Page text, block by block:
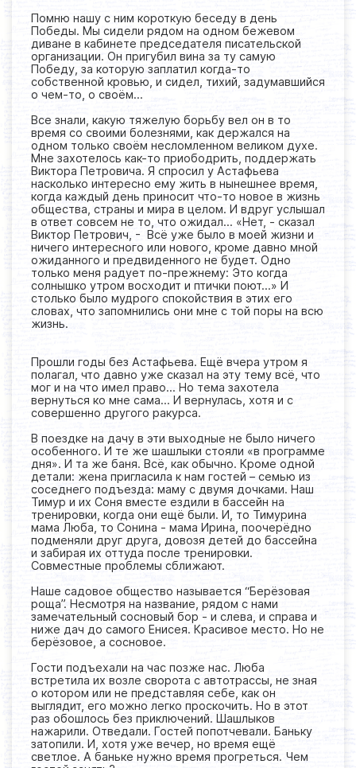
Помню нашу с ним короткую беседу в день
Победы. Мы сидели рядом на одном бежевом
диване в кабинете председателя писательской
организации. Он пригубил вина за ту самую
Победу, за которую заплатил когда-то
собственной кровью, и сидел, тихий, задумавшийся
о чем-то, о своём…
Все знали, какую тяжелую борьбу вел он в то
время со своими болезнями, как держался на
одном только своём несломленном великом духе.
Мне захотелось как-то приободрить, поддержать
Виктора Петровича. Я спросил у Астафьева
насколько интересно ему жить в нынешнее время,
когда каждый день приносит что-то новое в жизнь
общества, страны и мира в целом. И вдруг услышал
в ответ совсем не то, что ожидал… «Нет, - сказал
Виктор Петрович, - Всё уже было в моей жизни и
ничего интересного или нового, кроме давно мной
ожиданного и предвиденного не будет. Одно
только меня радует по-прежнему: Это когда
солнышко утром восходит и птички поют…» И
столько было мудрого спокойствия в этих его
словах, что запомнились они мне с той поры на всю
жизнь.
Прошли годы без Астафьева. Ещё вчера утром я
полагал, что давно уже сказал на эту тему всё, что
мог и на что имел право... Но тема захотела
вернуться ко мне сама... И вернулась, хотя и с
совершенно другого ракурса.
В поездке на дачу в эти выходные не было ничего
особенного. И те же шашлыки стояли «в программе
дня». И та же баня. Всё, как обычно. Кроме одной
детали: жена пригласила к нам гостей – семью из
соседнего подъезда: маму с двумя дочками. Наш
Тимур и их Соня вместе ездили в бассейн на
тренировки, когда они ещё были. И, то Тимурина
мама Люба, то Сонина - мама Ирина, поочерёдно
подменяли друг друга, довозя детей до бассейна
и забирая их оттуда после тренировки.
Совместные проблемы сближают.
Наше садовое общество называется “Берёзовая
роща”. Несмотря на название, рядом с нами
замечательный сосновый бор - и слева, и справа и
ниже дач до самого Енисея. Красивое место. Но не
берёзовое, а сосновое.
Гости подъехали на час позже нас. Люба
встретила их возле сворота с автотрассы, не зная
о котором или не представляя себе, как он
выглядит, его можно легко проскочить. Но в этот
раз обошлось без приключений. Шашлыков
нажарили. Отведали. Гостей попотчевали. Баньку
затопили. И, хотя уже вечер, но время ещё
светлое. А баньке нужно время прогреться. Чем